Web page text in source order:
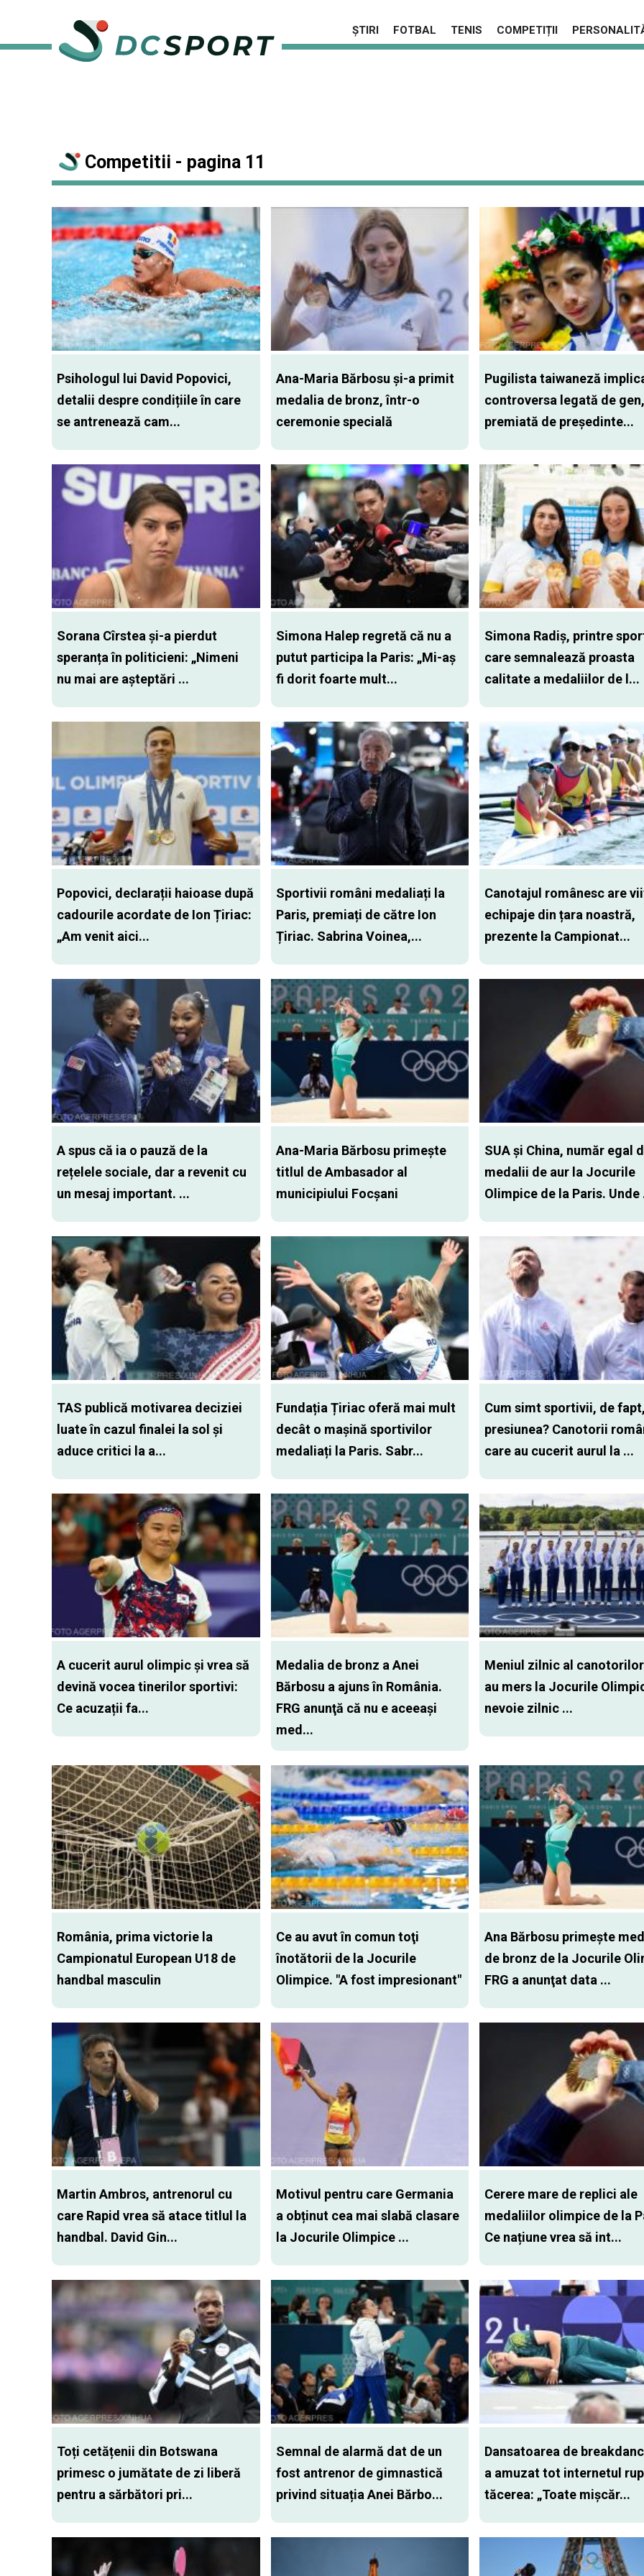
ȘTIRI FOTBAL TENIS COMPETIȚII
Competitii - pagina 11
Psihologul lui David Popovici,
detalii despre condițiile în care
se antrenează cam...
Ana-Maria Bărbosu și-a primit
medalia de bronz, într-o
ceremonie specială
Pugilista taiwaneză
controversa legată de gen,
premiată de președinte...
Sorana Cîrstea și-a pierdut
speranța în politicieni: „Nimeni
nu mai are aşteptări ...
Simona Halep regretă că nu a
putut participa la Paris: „Mi-aș
fi dorit foarte mult...
Simona Radiș, printre
care semnalează proasta
calitate a medaliilor de l...
Popovici, declarații haioase după
cadourile acordate de Ion Țiriac:
„Am venit aici...
Sportivii români medaliați la
Paris, premiați de către Ion
Țiriac. Sabrina Voinea,...
Canotajul românesc are
echipaje din țara noastră,
prezente la Campionat...
A spus că ia o pauză de la
rețelele sociale, dar a revenit cu
un mesaj important. ...
Ana-Maria Bărbosu primește
titlul de Ambasador al
municipiului Focșani
SUA și China, număr egal
medalii de aur la Jocurile
Olimpice de la Paris. Unde
TAS publică motivarea deciziei
luate în cazul finalei la sol și
aduce critici la a...
Fundația Țiriac oferă mai mult
decât o mașină sportivilor
medaliați la Paris. Sabr...
Cum simt sportivii, de
presiunea? Canotorii
care au cucerit aurul la ...
A cucerit aurul olimpic și vrea să
devină vocea tinerilor sportivi:
Ce acuzații fa...
Medalia de bronz a Anei
Bărbosu a ajuns în România.
FRG anunţă că nu e aceeaşi
med...
Meniul zilnic al
au mers la Jocurile
nevoie zilnic ...
România, prima victorie la
Campionatul European U18 de
handbal masculin
Ce au avut în comun toţi
înotătorii de la Jocurile
Olimpice. "A fost impresionant"
Ana Bărbosu primeşte
de bronz de la Jocurile
FRG a anunţat data ...
Martin Ambros, antrenorul cu
care Rapid vrea să atace titlul la
handbal. David Gin...
Motivul pentru care Germania
a obținut cea mai slabă clasare
la Jocurile Olimpice ...
Cerere mare de replici ale
medaliilor olimpice de la
Ce națiune vrea să int...
Toți cetățenii din Botswana
primesc o jumătate de zi liberă
pentru a sărbători pri...
Semnal de alarmă dat de un
fost antrenor de gimnastică
privind situația Anei Bărbo...
Dansatoarea de
a amuzat tot internetul
tăcerea: „Toate mișcăr...